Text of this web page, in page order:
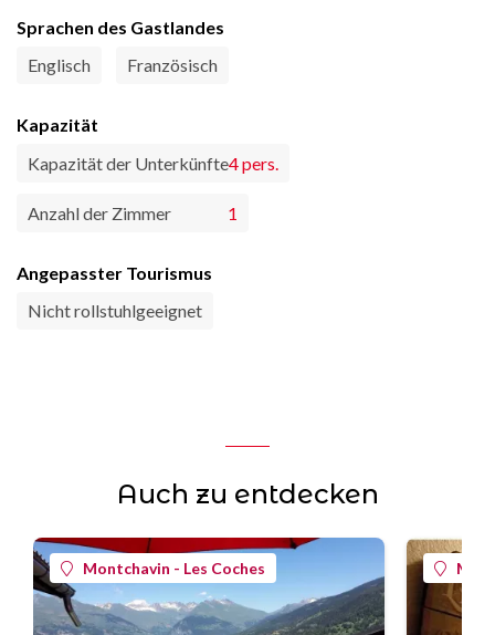
Sprachen des Gastlandes
Englisch
Französisch
Kapazität
Kapazität der Unterkünfte4 pers.
Anzahl der Zimmer 1
Angepasster Tourismus
Nicht rollstuhlgeeignet
Auch zu entdecken
Montchavin - Les Coches